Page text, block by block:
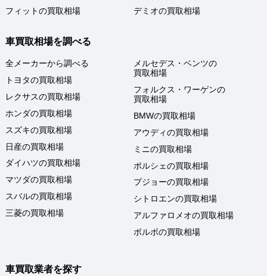
フィットの買取相場
デミオの買取相場
車買取相場を調べる
全メーカーから調べる
トヨタの買取相場
レクサスの買取相場
ホンダの買取相場
スズキの買取相場
日産の買取相場
ダイハツの買取相場
マツダの買取相場
スバルの買取相場
三菱の買取相場
メルセデス・ベンツの
買取相場
フォルクス・ワーゲンの
買取相場
BMWの買取相場
アウディの買取相場
ミニの買取相場
ポルシェの買取相場
プジョーの買取相場
シトロエンの買取相場
アルファロメオの買取相場
ボルボの買取相場
車買取業者を探す